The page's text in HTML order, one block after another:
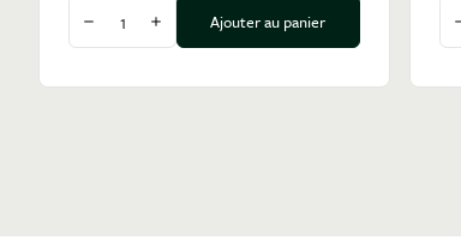
Diminuer la quantité
Augmenter la quantité
Ajouter au panier